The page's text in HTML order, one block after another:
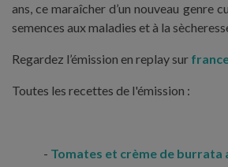
ans, ce maraîcher d’un nouveau genre
semences aux maladies et à la
Regardez l’émission en replay sur
Toutes les recettes de l'émission :
Tomates et crème de burrata